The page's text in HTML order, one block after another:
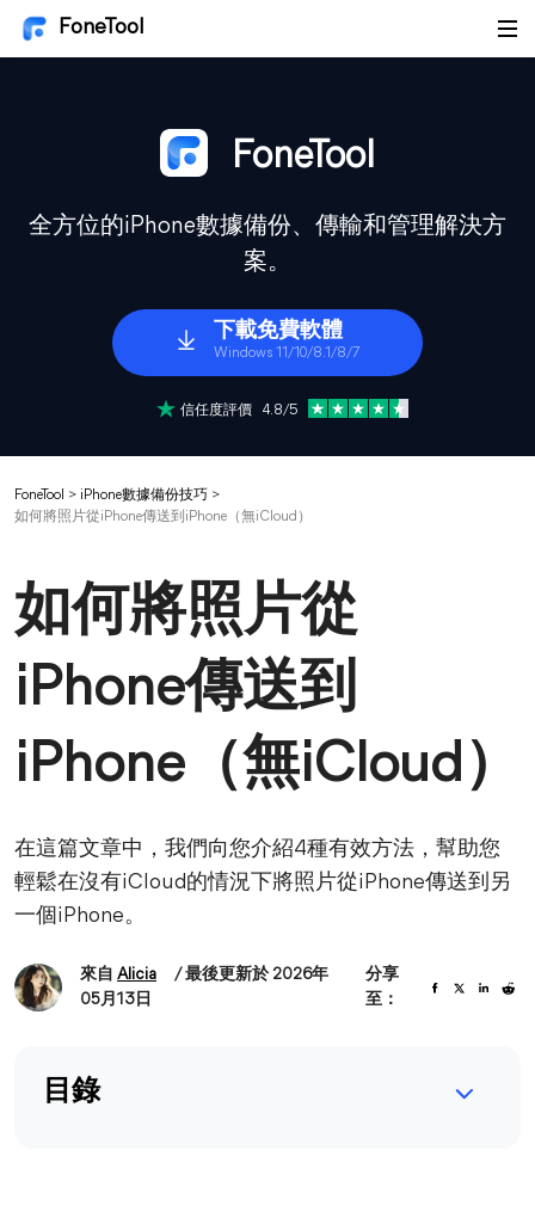
FoneTool
FoneTool
全方位的iPhone數據備份、傳輸和管理解決方
案。
下載免費軟體
Windows 11/10/8.1/8/7
信任度評價 4.8/5
FoneTool > iPhone數據備份技巧 >
如何將照片從iPhone傳送到iPhone（無iCloud）
如何將照片從
iPhone傳送到
iPhone（無iCloud）
在這篇文章中，我們向您介紹4種有效方法，幫助您
輕鬆在沒有iCloud的情況下將照片從iPhone傳送到另
一個iPhone。
來自 Alicia
/ 最後更新於 2026年
05月13日
分享
至：
目錄